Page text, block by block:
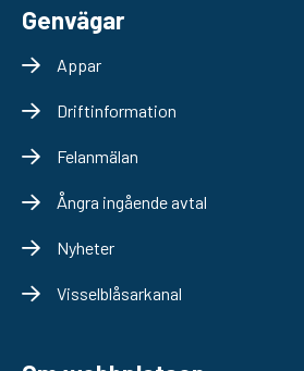
Genvägar
Appar
Driftinformation
Felanmälan
Ångra ingående avtal
Nyheter
Visselblåsarkanal